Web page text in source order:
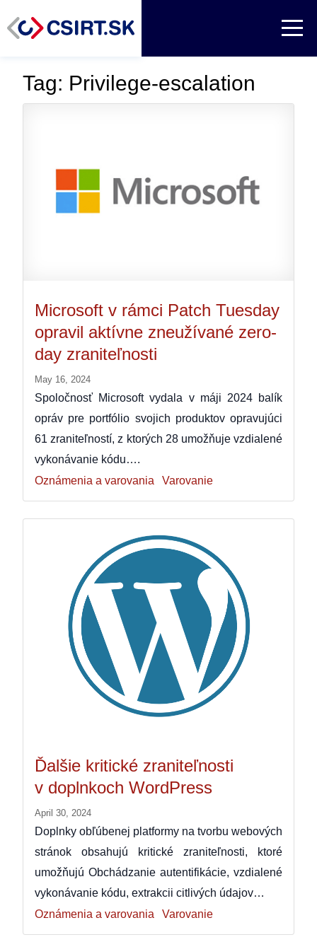
Tag: Privilege-escalation
Microsoft v rámci Patch Tuesday
opravil aktívne zneužívané zero-
day zraniteľnosti
May 16, 2024
Spoločnosť Microsoft vydala v máji 2024 balík
opráv pre portfólio svojich produktov opravujúci
61 zraniteľností, z ktorých 28 umožňuje vzdialené
vykonávanie kódu….
Oznámenia a varovania
Varovanie
Ďalšie kritické zraniteľnosti
v doplnkoch WordPress
April 30, 2024
Doplnky obľúbenej platformy na tvorbu webových
stránok obsahujú kritické zraniteľnosti, ktoré
umožňujú Obchádzanie autentifikácie, vzdialené
vykonávanie kódu, extrakcii citlivých údajov…
Oznámenia a varovania
Varovanie